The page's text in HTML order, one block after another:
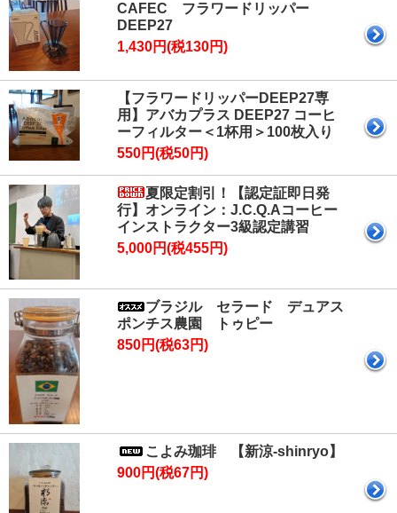
CAFEC フラワードリッパー
DEEP27
1,430円(税130円)
【フラワードリッパーDEEP27専
用】アバカプラス DEEP27 コーヒ
ーフィルター＜1杯用＞100枚入り
550円(税50円)
夏限定割引！【認定証即日発
行】オンライン：J.C.Q.Aコーヒー
インストラクター3級認定講習
5,000円(税455円)
ブラジル セラード デュアス
ポンチス農園 トゥピー
850円(税63円)
こよみ珈琲 【新涼-shinryo】
900円(税67円)